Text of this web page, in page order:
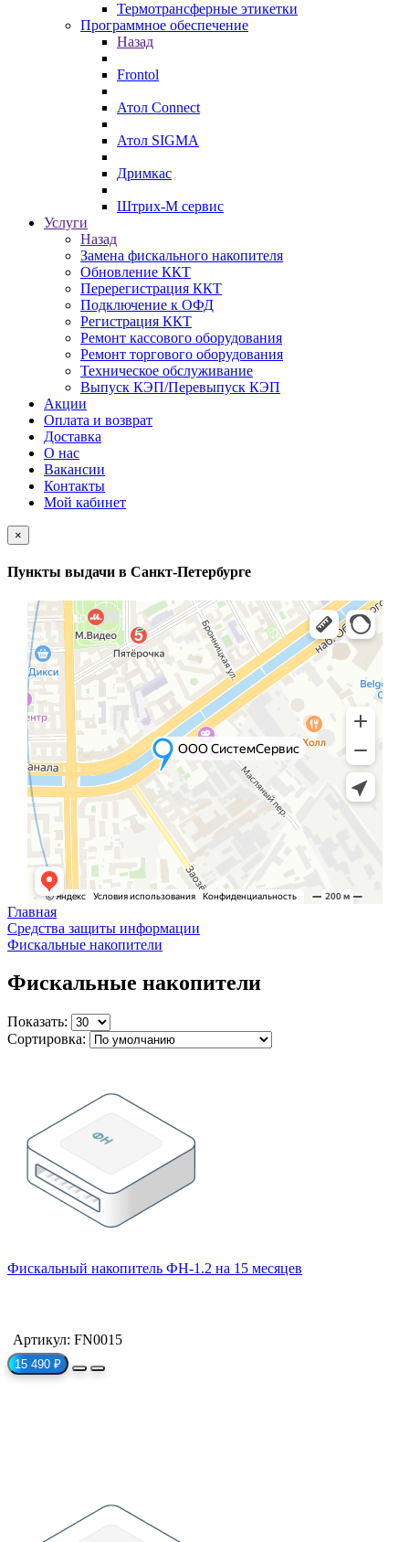
Термотрансферные этикетки
Программное обеспечение
Назад
Frontol
Атол Connect
Атол SIGMA
Дримкас
Штрих-М сервис
Услуги
Назад
Замена фискального накопителя
Обновление ККТ
Перерегистрация ККТ
Подключение к ОФД
Регистрация ККТ
Ремонт кассового оборудования
Ремонт торгового оборудования
Техническое обслуживание
Выпуск КЭП/Перевыпуск КЭП
Акции
Оплата и возврат
Доставка
О нас
Вакансии
Контакты
Мой кабинет
×
Пункты выдачи в Санкт-Петербурге
Главная
Средства защиты информации
Фискальные накопители
Фискальные накопители
Показать:
Сортировка:
Фискальный накопитель ФН-1.2 на 15 месяцев
Артикул: FN0015
15 490 ₽